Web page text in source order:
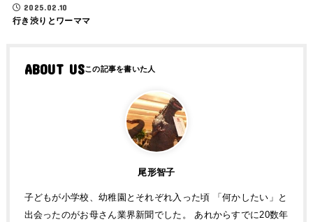
2025.02.10
行き渋りとワーママ
ABOUT US
尾形智子
子どもが小学校、幼稚園とそれぞれ入った頃 「何かしたい」と
出会ったのがお母さん業界新聞でした。 あれからすでに20数年